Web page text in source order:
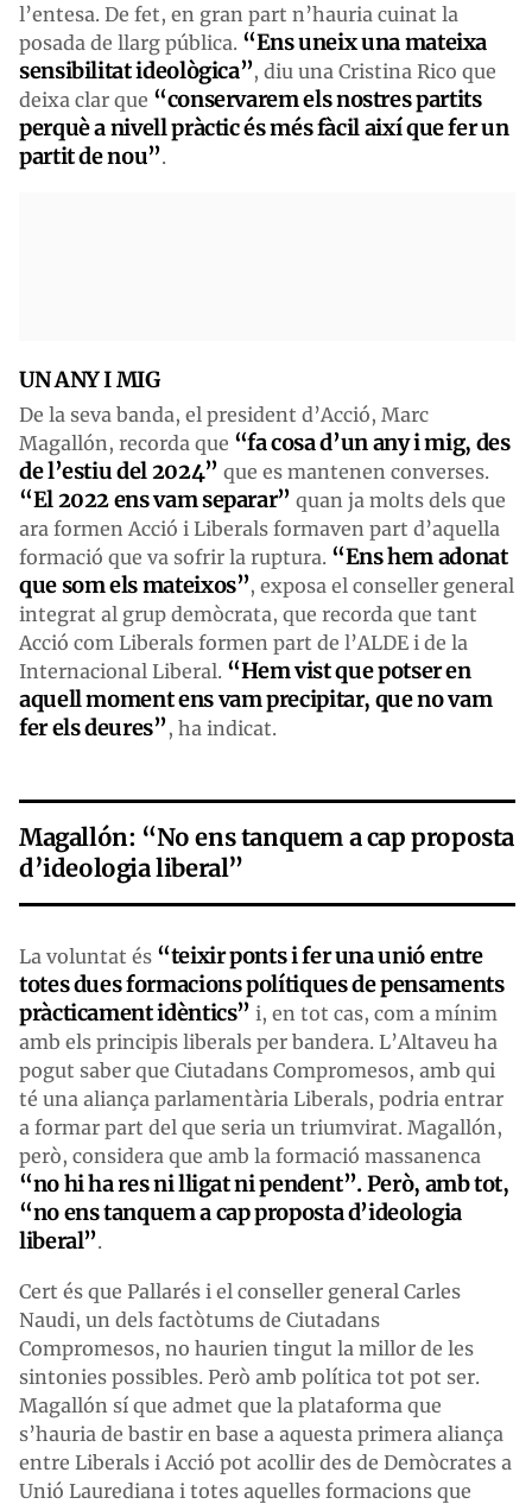
l’entesa. De fet, en gran part n’hauria cuinat la
posada de llarg pública. “Ens uneix una mateixa
sensibilitat ideològica”, diu una Cristina Rico que
deixa clar que “conservarem els nostres partits
perquè a nivell pràctic és més fàcil així que fer un
partit de nou”.
UN ANY I MIG
De la seva banda, el president d’Acció, Marc
Magallón, recorda que “fa cosa d’un any i mig, des
de l’estiu del 2024” que es mantenen converses.
“El 2022 ens vam separar” quan ja molts dels que
ara formen Acció i Liberals formaven part d’aquella
formació que va sofrir la ruptura. “Ens hem adonat
que som els mateixos”, exposa el conseller general
integrat al grup demòcrata, que recorda que tant
Acció com Liberals formen part de l’ALDE i de la
Internacional Liberal. “Hem vist que potser en
aquell moment ens vam precipitar, que no vam
fer els deures”, ha indicat.
Magallón: “No ens tanquem a cap proposta
d’ideologia liberal”
La voluntat és “teixir ponts i fer una unió entre
totes dues formacions polítiques de pensaments
pràcticament idèntics” i, en tot cas, com a mínim
amb els principis liberals per bandera. L’Altaveu ha
pogut saber que Ciutadans Compromesos, amb qui
té una aliança parlamentària Liberals, podria entrar
a formar part del que seria un triumvirat. Magallón,
però, considera que amb la formació massanenca
“no hi ha res ni lligat ni pendent”. Però, amb tot,
“no ens tanquem a cap proposta d’ideologia
liberal”.
Cert és que Pallarés i el conseller general Carles
Naudi, un dels factòtums de Ciutadans
Compromesos, no haurien tingut la millor de les
sintonies possibles. Però amb política tot pot ser.
Magallón sí que admet que la plataforma que
s’hauria de bastir en base a aquesta primera aliança
entre Liberals i Acció pot acollir des de Demòcrates a
Unió Laurediana i totes aquelles formacions que